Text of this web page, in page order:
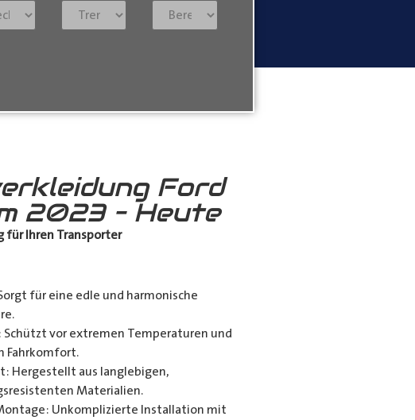
Ford
2023 – Heute
für Ihren Transporter
für eine edle und harmonische
Schützt vor extremen Temperaturen und
Fahrkomfort.
Hergestellt aus langlebigen,
Materialien.
Unkomplizierte Installation mit